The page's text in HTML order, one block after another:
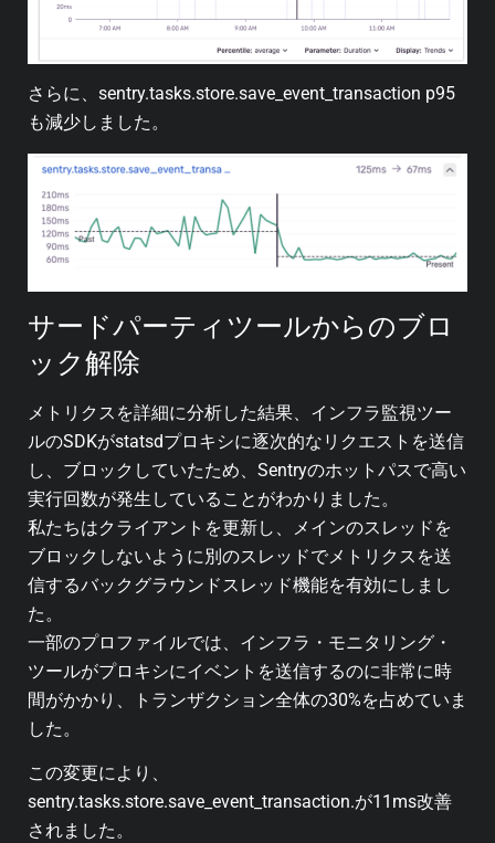
さらに、sentry.tasks.store.save_event_transaction p95
も減少しました。
サードパーティツールからのブロ
ック解除
メトリクスを詳細に分析した結果、インフラ監視ツー
ルのSDKがstatsdプロキシに逐次的なリクエストを送信
し、ブロックしていたため、Sentryのホットパスで高い
実行回数が発生していることがわかりました。
私たちはクライアントを更新し、メインのスレッドを
ブロックしないように別のスレッドでメトリクスを送
信するバックグラウンドスレッド機能を有効にしまし
た。
一部のプロファイルでは、インフラ・モニタリング・
ツールがプロキシにイベントを送信するのに非常に時
間がかかり、トランザクション全体の30%を占めていま
した。
この変更により、
sentry.tasks.store.save_event_transaction.が11ms改善
されました。